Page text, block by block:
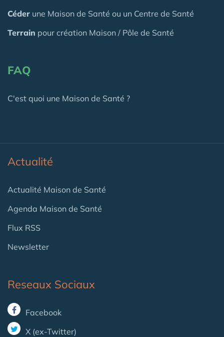
Céder une Maison de Santé ou un Centre de Santé
Terrain pour création Maison / Pôle de Santé
FAQ
C'est quoi une Maison de Santé ?
Actualité
Actualité Maison de Santé
Agenda Maison de Santé
Flux RSS
Newsletter
Reseaux Sociaux
Facebook
X (ex-Twitter)